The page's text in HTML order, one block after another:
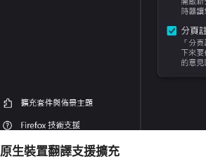
原生裝置翻譯支援擴充